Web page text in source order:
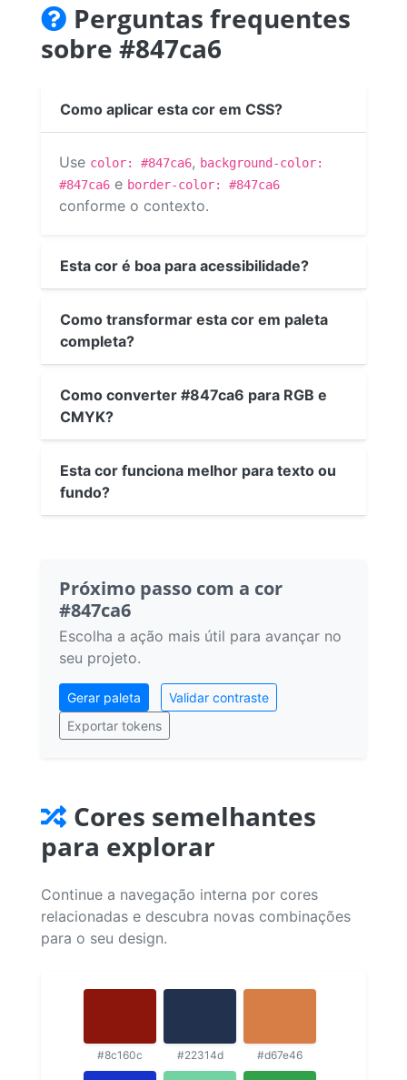
Perguntas frequentes
sobre #847ca6
Como aplicar esta cor em CSS?
Use color: #847ca6, background-color:
#847ca6 e border-color: #847ca6
conforme o contexto.
Esta cor é boa para acessibilidade?
Como transformar esta cor em paleta
completa?
Como converter #847ca6 para RGB e
CMYK?
Esta cor funciona melhor para texto ou
fundo?
Próximo passo com a cor
#847ca6
Escolha a ação mais útil para avançar no
seu projeto.
Gerar paleta
Validar contraste
Exportar tokens
Cores semelhantes
para explorar
Continue a navegação interna por cores
relacionadas e descubra novas combinações
para o seu design.
#8c160c #22314d #d67e46